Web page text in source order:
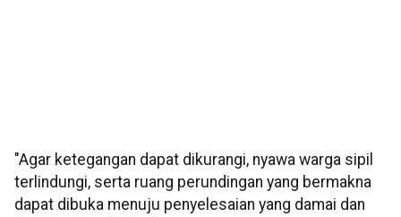
"Agar ketegangan dapat dikurangi, nyawa warga sipil
terlindungi, serta ruang perundingan yang bermakna
dapat dibuka menuju penyelesaian yang damai dan